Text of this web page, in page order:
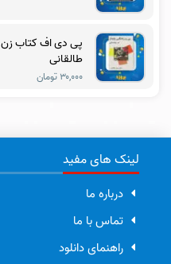
پی دی اف کتاب زن و
طالقانی
۳۰,۰۰۰ تومان
لینک های مفید
درباره ما
تماس با ما
راهنمای دانلود